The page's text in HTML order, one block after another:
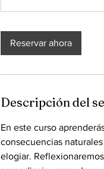
Reservar ahora
Descripción del
En este curso
consecuencias
elogiar.